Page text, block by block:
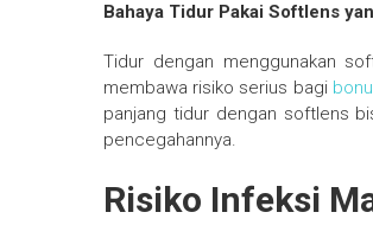
Bahaya Tidur Pakai Softlens
Tidur dengan menggunakan
membawa risiko serius bagi
panjang tidur dengan softlens
pencegahannya.
Risiko Infeksi